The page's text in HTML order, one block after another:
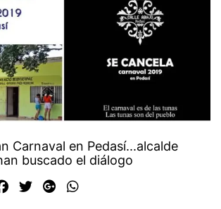
Carnaval en Pedasí...alcalde
buscado el diálogo